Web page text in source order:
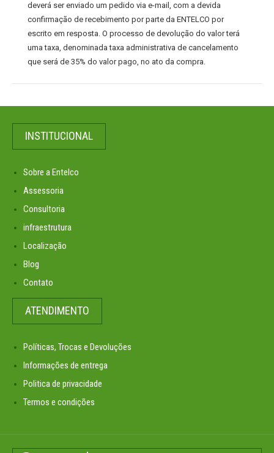
deverá ser enviado um pedido via e-mail, com a devida
confirmação de recebimento por parte da ENTELCO por
escrito em resposta. O processo de devolução do valor terá
uma taxa, denominada taxa administrativa de cancelamento
que será de 35% do valor pago, no ato da compra.
INSTITUCIONAL
Sobre a Entelco
Assessoria
Consultoria
infraestrutura
Localização
Blog
Contato
ATENDIMENTO
Políticas, Trocas e Devoluções
Informações de entrega
Politica de privacidade
Termos e condições